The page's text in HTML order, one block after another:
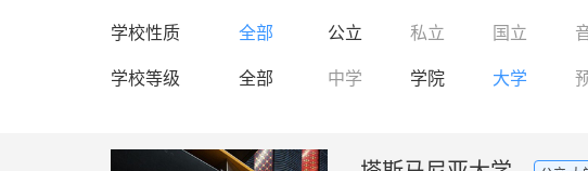
学校性质
全部 公立 私立 国立
学校等级
全部 中学 学院 大学